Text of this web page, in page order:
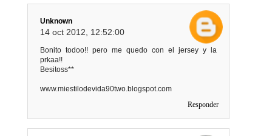
Unknown
14 oct 2012, 12:52:00
Bonito todoo!! pero me quedo con el jersey y la
prkaa!!
Besitoss**
www.miestilodevida90two.blogspot.com
Responder